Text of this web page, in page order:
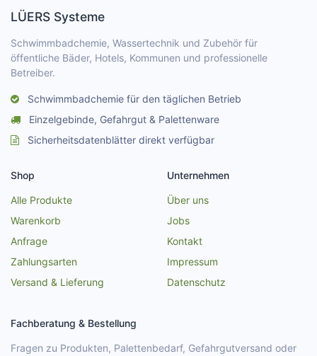
LÜERS Systeme
Schwimmbadchemie, Wassertechnik und Zubehör für
öffentliche Bäder, Hotels, Kommunen und professionelle
Betreiber.
Schwimmbadchemie für den täglichen Betrieb
Einzelgebinde, Gefahrgut & Palettenware
Sicherheitsdatenblätter direkt verfügbar
Shop
Alle Produkte
Warenkorb
Anfrage
Zahlungsarten
Versand & Lieferung
Unternehmen
Über uns
Jobs
Kontakt
Impressum
Datenschutz
Fachberatung & Bestellung
Fragen zu Produkten, Palettenbedarf, Gefahrgutversand oder